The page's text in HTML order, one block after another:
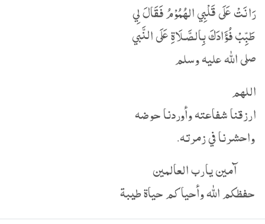
رَانَتْ عَلَى قَلْبِي الهُمُوْمُ فَقَالَ لِي
طَبِّبْ فُؤَادَكَ بِالصَّـلَاةِ عَلَى النَّبي
صلى الله عليه وسلم
اللهم
ارزقنا شفاعته وأوردنا حوضه
واحشرنا في زمرته.
آمين يارب العالمين
حفظكم الله وأحياكم حياة طيبة